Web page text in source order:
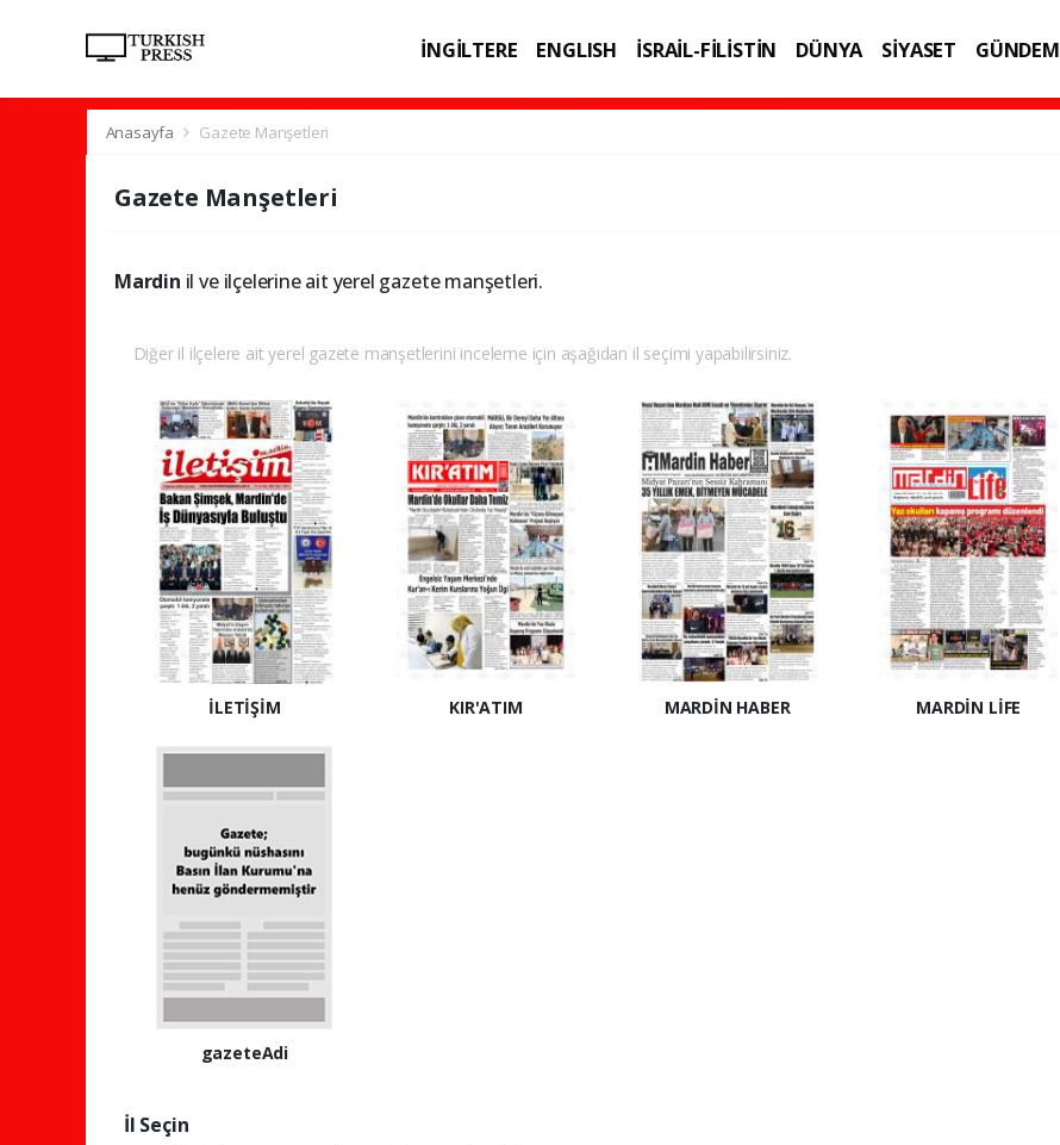
İNGİLTERE ENGLISH İSRAİL-FİLİSTİN DÜNYA SİYASET GÜNDEM
Anasayfa Gazete Manşetleri
Gazete Manşetleri
Mardin il ve ilçelerine ait yerel gazete manşetleri.
Diğer il ilçelere ait yerel gazete manşetlerini inceleme için aşağıdan il seçimi yapabilirsiniz.
İLETİŞİM KIR'ATIM MARDİN HABER MARDİN LİFE
gazeteAdi
İl Seçin